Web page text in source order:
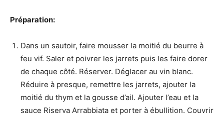
Préparation:
Dans un sautoir, faire mousser la moitié du beurre à
feu vif. Saler et poivrer les jarrets puis les faire dorer
de chaque côté. Réserver. Déglacer au vin blanc.
Réduire à presque, remettre les jarrets, ajouter la
moitié du thym et la gousse d’ail. Ajouter l’eau et la
sauce Riserva Arrabbiata et porter à ébullition. Couvrir